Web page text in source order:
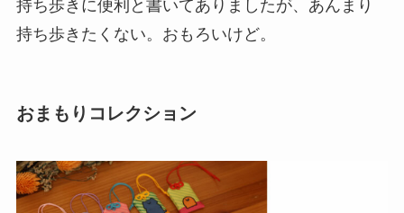
持ち歩きに便利と書いてありましたが、あんまり
持ち歩きたくない。おもろいけど。
おまもりコレクション